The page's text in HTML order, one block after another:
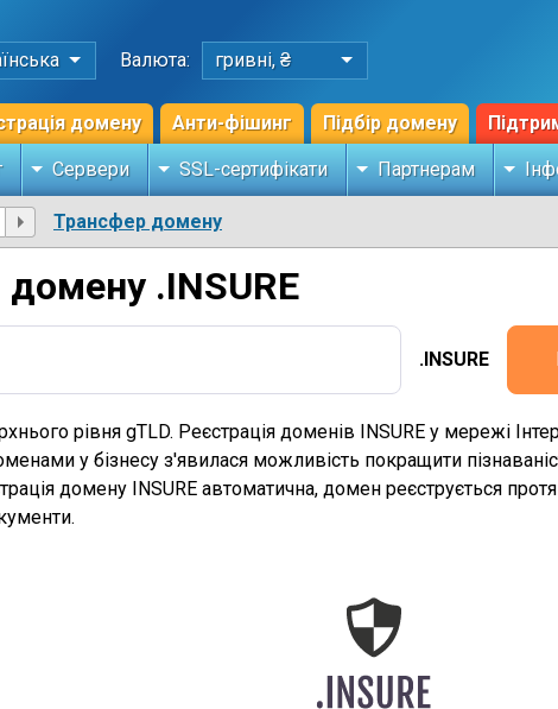
Валюта: гривні, ₴
домену Анти-фішинг Підбір домену
Сервери SSL-сертифікати Партнерам
Трансфер домену
домену .INSURE
.INSURE
рівня gTLD. Реєстрація доменів INSURE у мережі
у бізнесу з'явилася можливість покращити
домену INSURE автоматична, домен реєструється